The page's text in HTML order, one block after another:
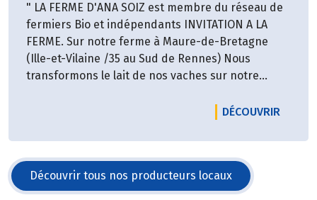
" LA FERME D'ANA SOIZ est membre du réseau de
fermiers Bio et indépendants INVITATION A LA
FERME. Sur notre ferme à Maure-de-Bretagne
(Ille-et-Vilaine /35 au Sud de Rennes) Nous
transformons le lait de nos vaches sur notre
magasins et en restauration collective. "
DÉCOUVRIR
Découvrir tous nos producteurs locaux